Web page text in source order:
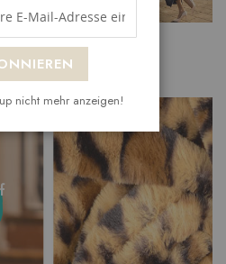
NEUHEITEN
up nicht mehr anzeigen!